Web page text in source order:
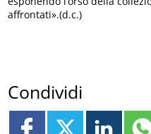
affrontati».(d.c.)
Condividi